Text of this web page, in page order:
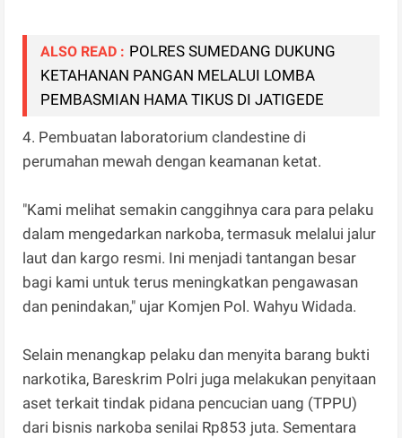
ALSO READ : POLRES SUMEDANG DUKUNG
KETAHANAN PANGAN MELALUI LOMBA
PEMBASMIAN HAMA TIKUS DI JATIGEDE
4. Pembuatan laboratorium clandestine di
perumahan mewah dengan keamanan ketat.
"Kami melihat semakin canggihnya cara para pelaku
dalam mengedarkan narkoba, termasuk melalui jalur
laut dan kargo resmi. Ini menjadi tantangan besar
bagi kami untuk terus meningkatkan pengawasan
dan penindakan," ujar Komjen Pol. Wahyu Widada.
Selain menangkap pelaku dan menyita barang bukti
narkotika, Bareskrim Polri juga melakukan penyitaan
aset terkait tindak pidana pencucian uang (TPPU)
dari bisnis narkoba senilai Rp853 juta. Sementara